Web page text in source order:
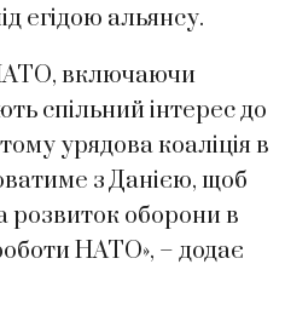
егідою альянсу.
включаючи
спільний інтерес до
урядова коаліція в
з Данією, щоб
розвиток оборони в
НАТО», – додає